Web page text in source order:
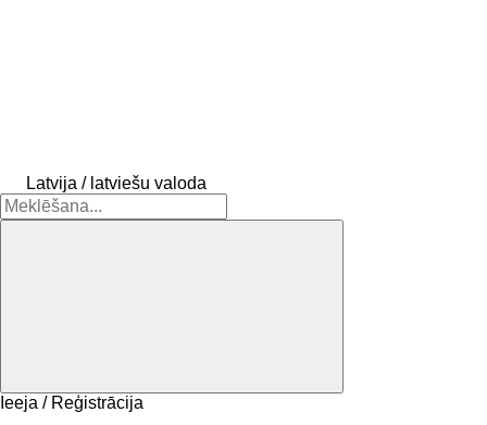
Latvija / latviešu valoda
Ieeja / Reģistrācija